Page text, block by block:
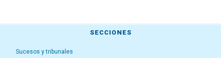
SECCIONES
Sucesos y tribunales